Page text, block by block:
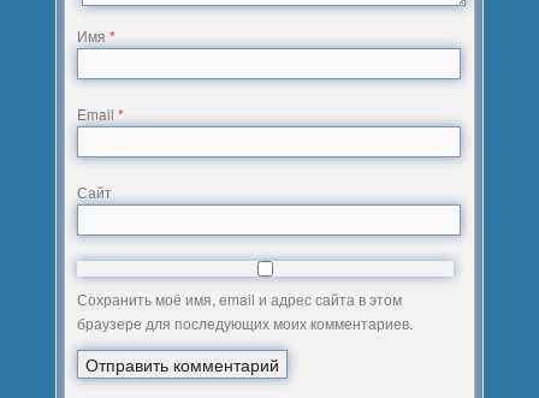
Имя*
Email*
Сайт
Сохранить моё имя, email и адрес сайта в этом
браузере для последующих моих комментариев.